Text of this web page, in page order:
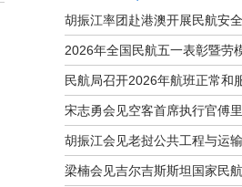
宋志勇会见空客首席执行官傅里